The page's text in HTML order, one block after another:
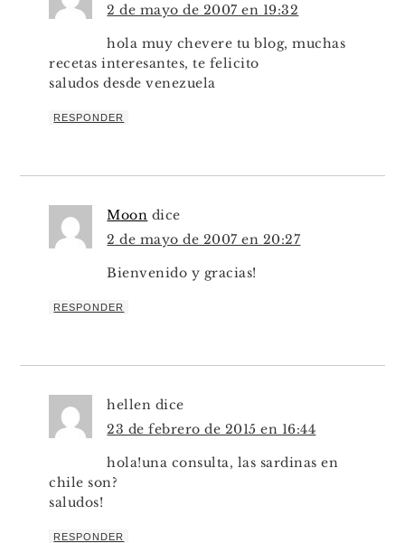
2 de mayo de 2007 en 19:32
hola muy chevere tu blog, muchas
recetas interesantes, te felicito
saludos desde venezuela
RESPONDER
Moon dice
2 de mayo de 2007 en 20:27
Bienvenido y gracias!
RESPONDER
hellen dice
23 de febrero de 2015 en 16:44
hola!una consulta, las sardinas en
chile son?
saludos!
RESPONDER